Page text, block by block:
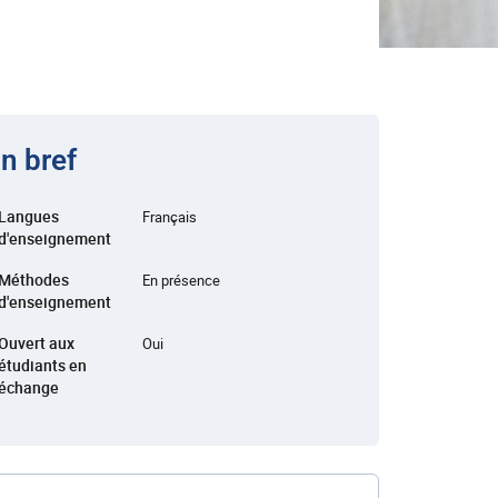
bref
Français
En présence
aux
en
Oui